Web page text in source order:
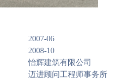
2007-06
2008-10
怡辉建筑有限公司
迈进顾问工程师事务所